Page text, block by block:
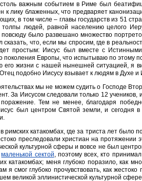
важным событием в Риме был
к лику блаженных, что предваряет
в том числе – главы государств из 51
толпы людей, равной населению целого
повсюду было развешано множество
что, если мы спросим, где в
простым: Иисус был вместе с
поколения Европы, что испытываю по этому
его жизни с нашей нынешней ситуацией, я
подобно Иисусу взывает к людям в Духе и
мы не можем судить о Господе
За Иисусом следовали только 12
Тем не менее, благодаря
был центром Святой земли, и
катакомбах, где за триста лет было
преследовали христиан на протяжении
культурной сферы и вовсе не был
маленькой сектой, поэтому всех, кто
катакомбах; меня глубоко поразило, как
я смог глубоко прочувствовать, как
великой эллинистической культурной